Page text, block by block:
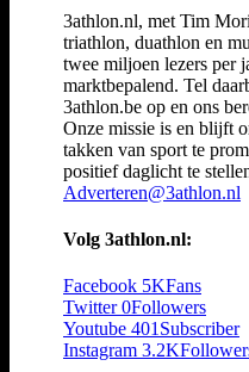
3athlon.nl, met Tim
triathlon, duathlon en
twee miljoen lezers per
marktbepalend. Tel
3athlon.be op en ons
Onze missie is en blijft
takken van sport te
positief daglicht te
Adverteren@3athlon.nl
Volg 3athlon.nl:
Facebook 5KFans
Twitter 0Followers
Youtube 401 Subscriber
Instagram 3.2K